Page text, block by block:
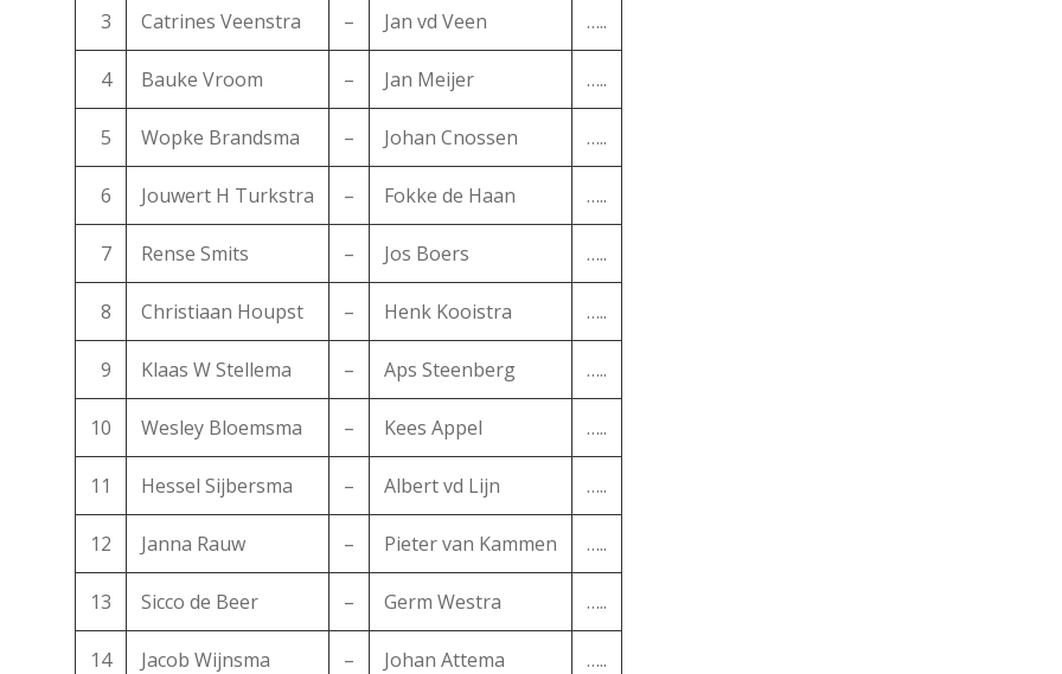
3 Catrines Veenstra – Jan vd Veen …..
4 Bauke Vroom – Jan Meijer …..
5 Wopke Brandsma – Johan Cnossen …..
6 Jouwert H Turkstra – Fokke de Haan …..
7 Rense Smits – Jos Boers …..
8 Christiaan Houpst – Henk Kooistra …..
9 Klaas W Stellema – Aps Steenberg …..
10 Wesley Bloemsma – Kees Appel …..
11 Hessel Sijbersma – Albert vd Lijn …..
12 Janna Rauw – Pieter van Kammen …..
13 Sicco de Beer – Germ Westra …..
14 Jacob Wijnsma – Johan Attema …..